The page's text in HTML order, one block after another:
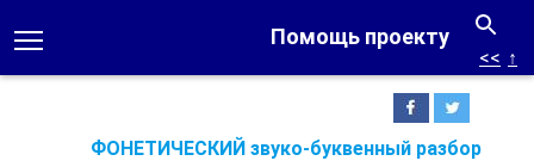
Помощь проекту
ФОНЕТИЧЕСКИЙ звуко-буквенный разбор
<< ↑